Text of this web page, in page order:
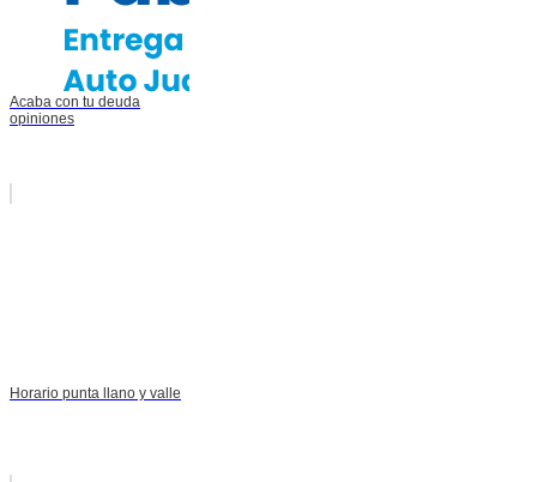
Acaba con tu deuda
opiniones
Horario punta llano y valle